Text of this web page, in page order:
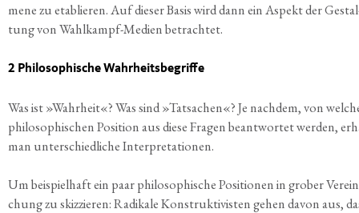
me­ne zu eta­blie­ren. Auf die­ser Basis wird dann ein Aspekt der
tung von Wahl­kampf-Medi­en betrachtet.
2 Phi­lo­so­phi­sche Wahrheitsbegriffe
Was ist »Wahr­heit«? Was sind »Tat­sa­chen«? Je nach­dem, von
phi­lo­so­phi­schen Posi­ti­on aus die­se Fra­gen beant­wor­tet wer­den,
man unter­schied­li­che Interpretationen.
Um bei­spiel­haft ein paar phi­lo­so­phi­sche Posi­tio­nen in gro­ber
chung zu skiz­zie­ren: Radi­ka­le Kon­struk­ti­vis­ten gehen davon aus,